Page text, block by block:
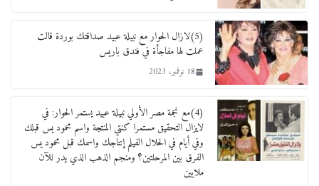
لأول فرع لمدارس لها بمصر في فينا بحضور ولي
العهد
(5)لازال الحوار مع نبيلة عبيد صداقتك بوردة قالت
عملت لها مفاجأة في فندق باريس
18 نوفمبر، 2023
(4)مع نجمة مصر الأولي نبيلة عبيد يستمر الحوار: في
لايزال التحقيق مستمرا كنتي المنتجة واسم محمود يس قبلك
وفي أيام في الحلال الفيلم إنتاجك واسمك قبل محمود يس
الفرق بين المرحلتين؟ ومنجم الذهب الذي يدر للآن
ملايين